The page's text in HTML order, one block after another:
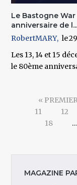
Le Bastogne
anniversaire de l...
RobertMARY
Les 13, 14 et 15
le 80ème
«
11
12
18
…
MAGAZINE